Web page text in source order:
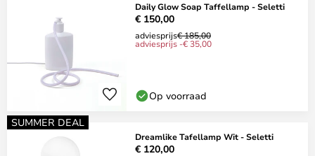
Daily Glow Soap Taffellamp - Seletti
€ 150,00
adviesprijs€ 185,00
adviesprijs -€ 35,00
Op voorraad
SUMMER DEAL
Dreamlike Tafellamp Wit - Seletti
€ 120,00